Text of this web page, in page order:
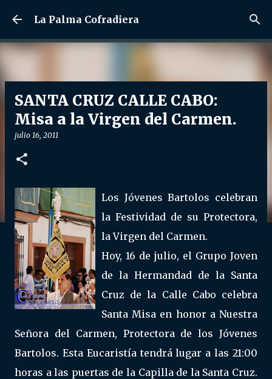
Ir al contenido principal
La Palma Cofradiera
SANTA CRUZ CALLE CABO:
Misa a la Virgen del Carmen.
julio 16, 2011
Los Jóvenes Bartolos celebran
la Festividad de su Protectora,
la Virgen del Carmen.
Hoy, 16 de julio, el Grupo Joven
de la Hermandad de la Santa
Cruz de la Calle Cabo celebra
Santa Misa en honor a Nuestra
Señora del Carmen, Protectora de los Jóvenes
Bartolos. Esta Eucaristía tendrá lugar a las 21:00
horas a las puertas de la Capilla de la Santa Cruz.